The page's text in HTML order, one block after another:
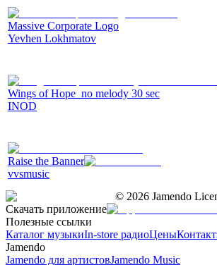
Massive Corporate Logo
Yevhen Lokhmatov
Wings of Hope_no melody 30 sec
INOD
Raise the Banner
vvsmusic
© 2026 Jamendo
Скачать приложение
Полезные ссылки
Каталог музыкиIn-store радиоЦены
Jamendo
Jamendo для артистовJamendo Music